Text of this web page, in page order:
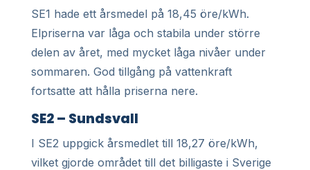
SE1 hade ett årsmedel på 18,45 öre/kWh.
Elpriserna var låga och stabila under större
delen av året, med mycket låga nivåer under
sommaren. God tillgång på vattenkraft
fortsatte att hålla priserna nere.
SE2 – Sundsvall
I SE2 uppgick årsmedlet till 18,27 öre/kWh,
vilket gjorde området till det billigaste i Sverige